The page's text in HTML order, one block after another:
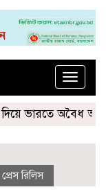
Toggle
অবৈধ
প্রেস রিলিস